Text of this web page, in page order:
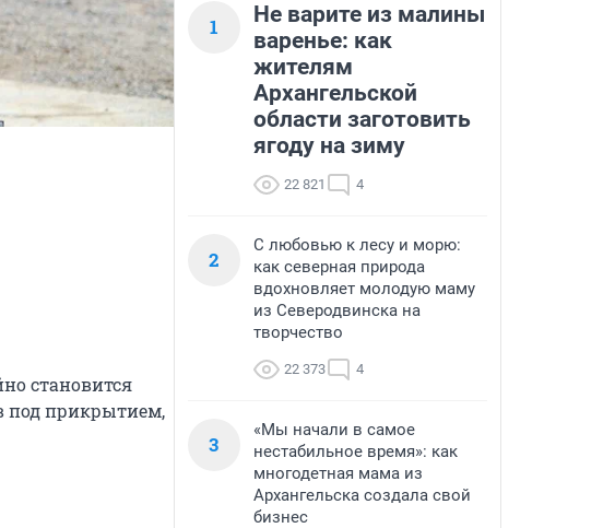
становится
под прикрытием,
1
Не варите из малины
варенье: как
жителям
Архангельской
области заготовить
ягоду на зиму
22 821 4
2
С любовью к лесу и морю:
как северная природа
вдохновляет молодую маму
из Северодвинска на
творчество
22 373 4
3
«Мы начали в самое
нестабильное время»: как
многодетная мама из
Архангельска создала свой
бизнес